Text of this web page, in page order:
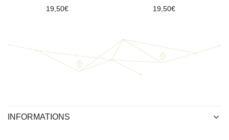
19,50€
19,50€
INFORMATIONS